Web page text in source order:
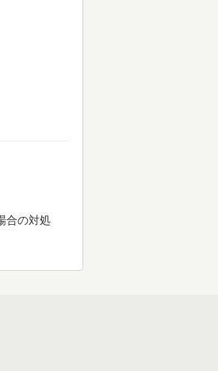
合の対処